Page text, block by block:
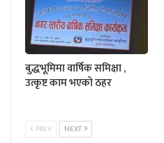
बुद्धभूमिमा वार्षिक समिक्षा ,
उत्कृष्ट काम भएको ठहर
PREV NEXT